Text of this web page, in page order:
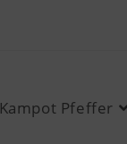
Kampot Pfeffer